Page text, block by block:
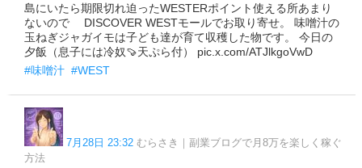
島にいたら期限切れ迫ったWESTERポイント使える所あまり
ないので DISCOVER WESTモールでお取り寄せ。 味噌汁の
玉ねぎジャガイモは子ども達が育て収穫した物です。 今日の
夕飯（息子には冷奴🍠天ぷら付） pic.x.com/ATJlkgoVwD
#味噌汁 #WEST
7月28日 23:32 むらさき｜副業ブログで月8万を楽しく稼ぐ
方法